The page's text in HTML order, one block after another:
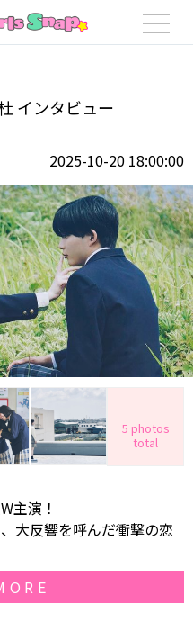
『恋に至る病』 長尾謙杜 インタビ
インタビュー
2025-10-20 18:00:00
5 photos
total
主演！
大反響を呼んだ衝撃の恋